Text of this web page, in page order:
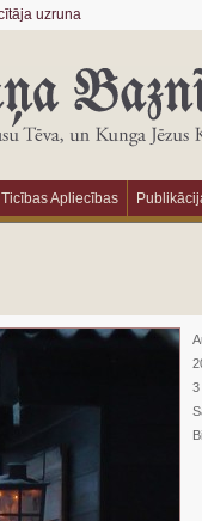
uzruna
Ticības Apliecības
3